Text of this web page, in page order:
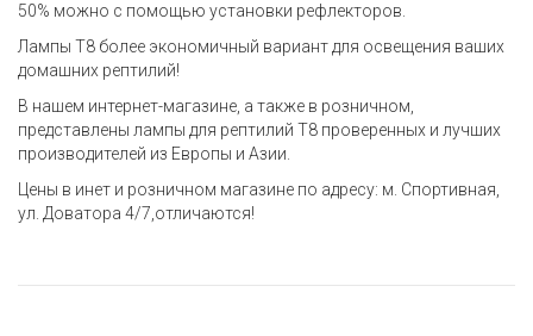
50% можно с помощью установки рефлекторов.
Лампы Т8 более экономичный вариант для освещения ваших
домашних рептилий!
В нашем интернет-магазине, а также в розничном,
представлены лампы для рептилий Т8 проверенных и лучших
производителей из Европы и Азии.
Цены в инет и розничном магазине по адресу: м. Спортивная,
ул. Доватора 4/7,отличаются!